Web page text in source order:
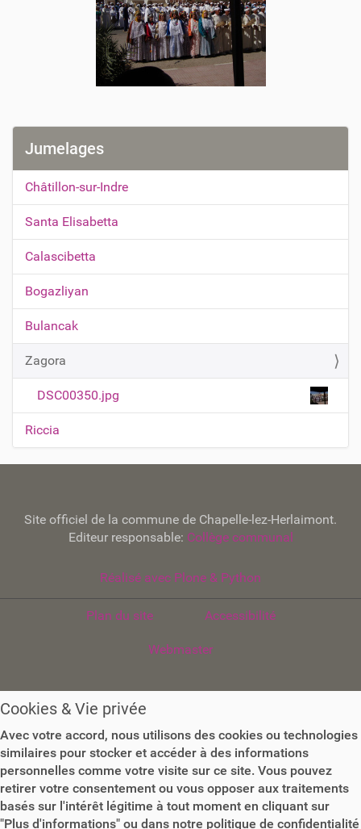
Jumelages
Châtillon-sur-Indre
Santa Elisabetta
Calascibetta
Bogazliyan
Bulancak
Zagora
DSC00350.jpg
Riccia
Site officiel de la commune de Chapelle-lez-Herlaimont.
Editeur responsable: Collège communal
Réalisé avec Plone & Python
Plan du site Accessibilité
Webmaster
Cookies & Vie privée
Avec votre accord, nous utilisons des cookies ou technologies
similaires pour stocker et accéder à des informations
personnelles comme votre visite sur ce site. Vous pouvez
retirer votre consentement ou vous opposer aux traitements
basés sur l'intérêt légitime à tout moment en cliquant sur
"Plus d'informations" ou dans notre politique de confidentialité